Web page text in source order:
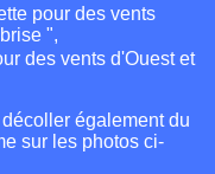
pour des vents
",
des vents d'Ouest et
également du
sur les photos ci-